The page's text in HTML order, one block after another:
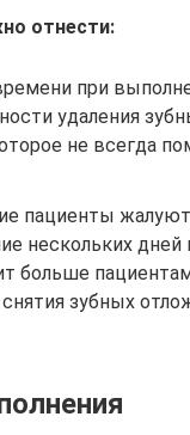
отнести:
при
удаления
не всегда
пациенты
нескольких дней
больше
зубных